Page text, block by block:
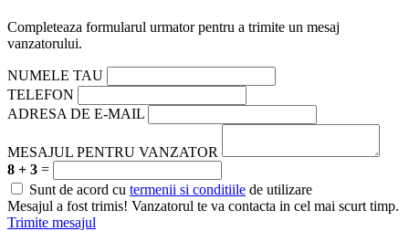
Completeaza formularul urmator pentru a trimite un mesaj
vanzatorului.
NUMELE TAU
TELEFON
ADRESA DE E-MAIL
MESAJUL PENTRU VANZATOR
8 + 3 =
Sunt de acord cu termenii si conditiile de utilizare
Mesajul a fost trimis! Vanzatorul te va contacta in cel mai scurt timp.
Trimite mesajul